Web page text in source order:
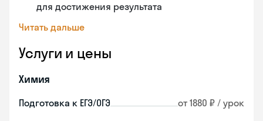
для достижения результата
Читать дальше
Услуги и цены
Химия
Подготовка к ЕГЭ/ОГЭ от 1880 ₽ / урок